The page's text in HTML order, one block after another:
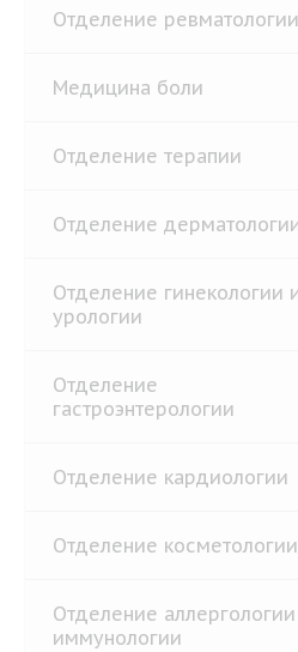
Отделение ревматологии
Медицина боли
Отделение терапии
Отделение
Отделение гинекологии
урологии
Отделение
гастроэнтерологии
Отделение кардиологии
Отделение косметологии
Отделение
иммунологии